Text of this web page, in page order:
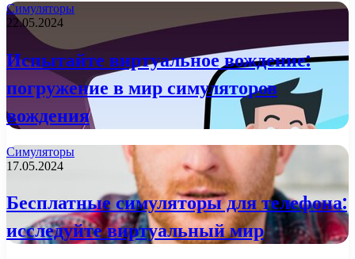
Симуляторы
22.05.2024
Испытайте виртуальное вождение:
погружение в мир симуляторов
вождения
Симуляторы
17.05.2024
Бесплатные симуляторы для телефона:
исследуйте виртуальный мир